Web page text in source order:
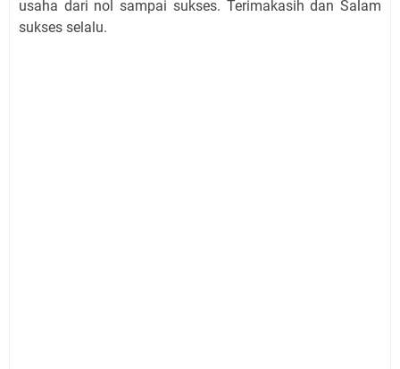
usaha dari nol sampai sukses. Terimakasih dan Salam
sukses selalu.